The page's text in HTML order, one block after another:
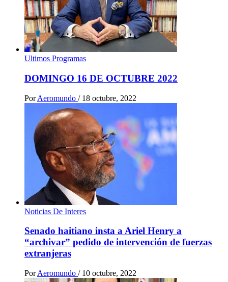
Ultimos Programas
DOMINGO 16 DE OCTUBRE 2022
Por Aeromundo / 18 octubre, 2022
Noticias De Interes
Senado haitiano insta a Ariel Henry a
“archivar” pedido de intervención de fuerzas
extranjeras
Por Aeromundo / 10 octubre, 2022